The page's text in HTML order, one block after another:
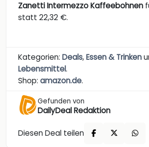
Zanetti Intermezzo Kaffeebohnen
statt 22,32 €.
Kategorien: Deals,Essen & Trinken
Lebensmittel.
Shop: amazon.de.
Gefunden von
DailyDeal Redaktion
Diesen Deal teilen